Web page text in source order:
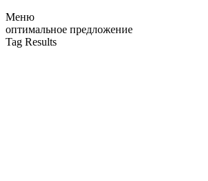
Меню
оптимальное предложение
Tag Results